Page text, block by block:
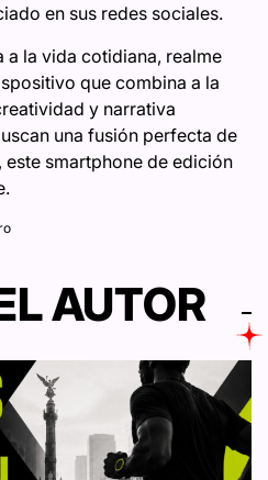
en sus redes sociales.
a la vida cotidiana, realme
que combina a la
y narrativa
una fusión perfecta de
smartphone de edición
AUTOR